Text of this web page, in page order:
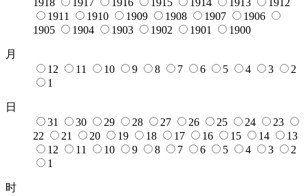
1918
1917 1916 1915 1914 1913
1912
1911
1910 1909 1908 1907
1906
1905
1904 1903 1902 1901 1900
月
12
11 10 9 8 7 6 5 4 3
2
1
日
31
30 29 28 27 26 25 24
23
22
21 20 19 18 17 16 15 14
13
12
11 10 9 8 7 6 5 4 3
2
1
时